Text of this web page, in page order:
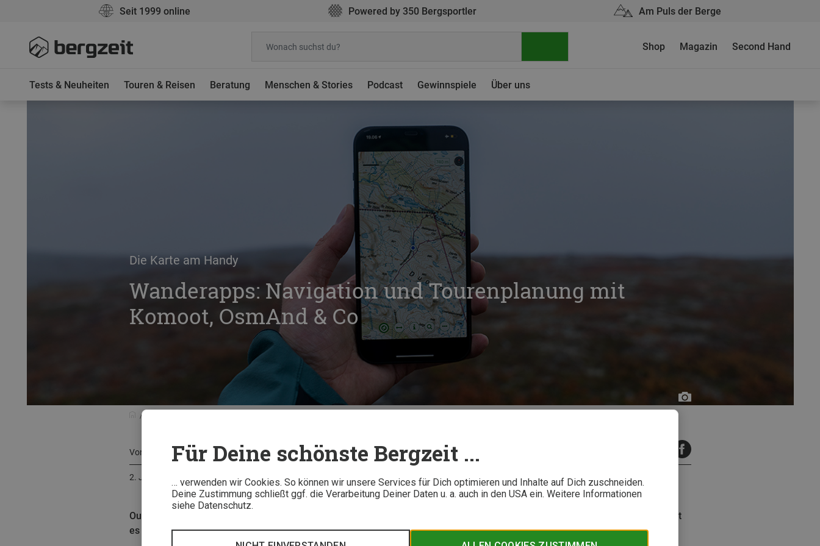
Für Deine schönste Bergzeit ...
… verwenden wir Cookies. So können wir unsere Services für Dich optimieren und Inhalte auf Dich zuschneiden.
Deine Zustimmung schließt ggf. die Verarbeitung Deiner Daten u. a. auch in den USA ein. Weitere Informationen
siehe Datenschutz.
Seit 1999 online Powered by 350 Bergsportler Am Puls der Berge
Tests & Neuheiten Touren & Reisen Beratung Menschen & Stories Podcast Gewinnspiele Über uns
Shop Magazin Second Hand
Die Karte am Handy
Wanderapps: Navigation und Tourenplanung mit
Komoot, OsmAnd & Co
Hendrik
Morkel
Von Hendrik Morkel
2. Juni 2023
Outdooractive, Komoot, Gaia GPS & Osmand: Was leisten Navigations-Apps im Outdoor-Einsatz? Was sind die Stärken, wo gibt
es Schwächen? Hendrik Morkel hat den Überblick.